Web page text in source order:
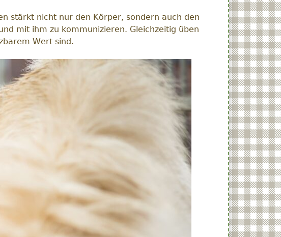
stärkt nicht nur den Körper, sondern auch den
mit ihm zu kommunizieren. Gleichzeitig üben
Wert sind.